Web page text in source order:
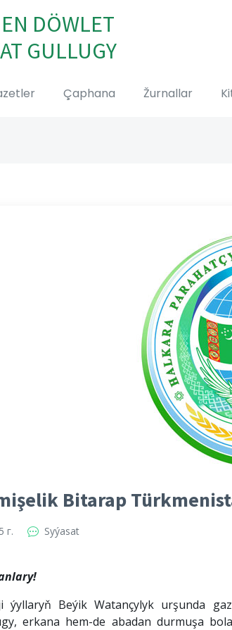
DÖWLET
GULLUGY
Çaphana Žurnallar
Bitarap
г. Syýasat
Beýik Watançylyk urşunda
erkana hem-de abadan durmuşa